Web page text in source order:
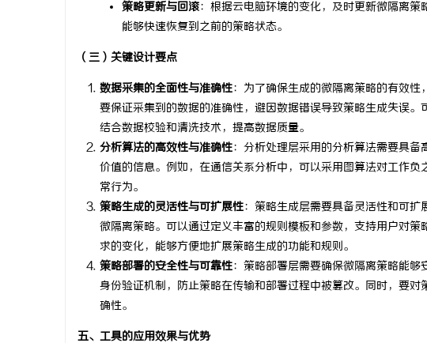
策略更新与回滚：根据云电脑环境的变化，及时更新微隔离
能够快速恢复到之前的策略状态。
（三）关键设计要点
数据采集的全面性与准确性：为了确保生成的微隔离策略的有效性
要保证采集到的数据的准确性，避因数据错误导致策略生成失误
结合数据校验和清洗技术，提高数据质量。
分析算法的高效性与准确性：分析处理层采用的分析算法需要具
价值的信息。例如，在通信关系分析中，可以采用图算法对工作
常行为。
策略生成的灵活性与可扩展性：策略生成层需要具备灵活性和可
微隔离策略。可以通过定义丰富的规则模板和参数，支持用户对
求的变化，能够方便地扩展策略生成的功能和规则。
策略部署的安全性与可靠性：策略部署层需要确保微隔离策略能
身份验证机制，防止策略在传输和部署过程中被篡改。同时，要
确性。
五、工具的应用效果与优势